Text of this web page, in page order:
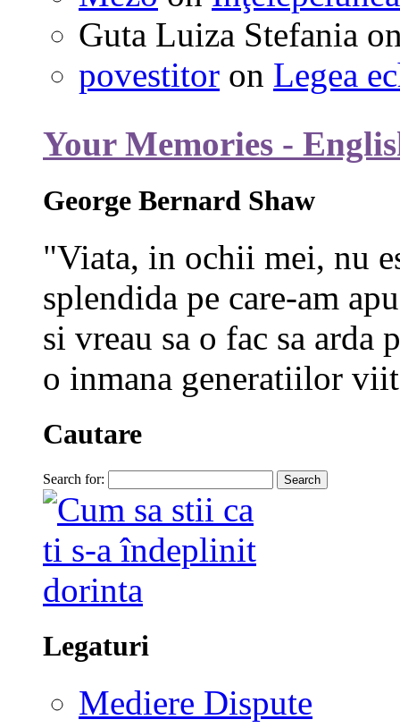
Guta Luiza Stefania
povestitor on Legea
Your Memories -
George Bernard Shaw
"Viata, in ochii mei, nu
splendida pe care-am
si vreau sa o fac sa
o inmana generatiilor
Cautare
Search for:
Legaturi
Mediere Dispute